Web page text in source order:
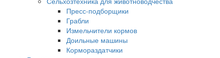
Пресс-подборщики
Грабли
Измельчители кормов
Доильные машины
Кормораздатчики